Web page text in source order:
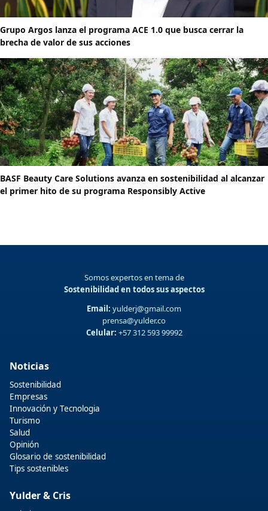
Grupo Argos lanza el programa ACE 1.0 que busca cerrar la
brecha de valor de sus acciones
BASF Beauty Care Solutions avanza en sostenibilidad al alcanzar
el primer hito de su programa Responsibly Active
Somos expertos en tema de
Sostenibilidad en todos sus aspectos
Email: yulderj@gmail.com
prensa@yulder.co
Celular: +57 312 593 99992
Noticias
Sostenibilidad
Empresas
Innovación y Tecnologia
Turismo
Salud
Opinión
Glosario de sostenibilidad
Tips sostenibles
Yulder & Cris